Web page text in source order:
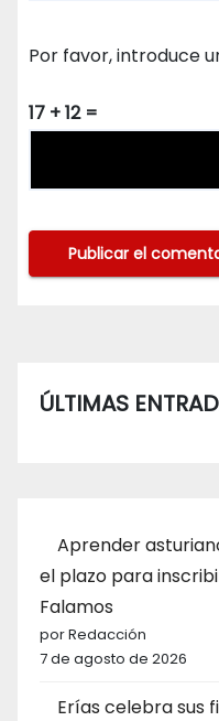
Por favor, introduce
17 + 12 =
ÚLTIMAS
Aprender
el plazo para
Falamos
por Redacción
7 de agosto de 2026
Erías celebra sus